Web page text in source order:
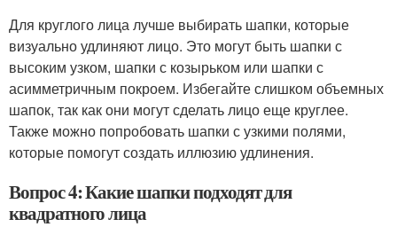
Для круглого лица лучше выбирать шапки, которые
визуально удлиняют лицо. Это могут быть шапки с
высоким узком, шапки с козырьком или шапки с
асимметричным покроем. Избегайте слишком объемных
шапок, так как они могут сделать лицо еще круглее.
Также можно попробовать шапки с узкими полями,
которые помогут создать иллюзию удлинения.
Вопрос 4: Какие шапки подходят для
квадратного лица